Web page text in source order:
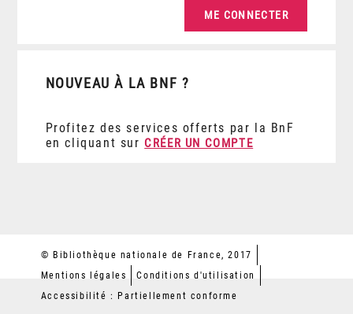
NOUVEAU À LA BNF ?
Profitez des services offerts par la BnF
en cliquant sur CRÉER UN COMPTE
© Bibliothèque nationale de France, 2017
Mentions légales
Conditions d'utilisation
Accessibilité : Partiellement conforme